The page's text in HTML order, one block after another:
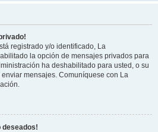
registrado y/o identificado, La
la opción de mensajes privados para
ha deshabilitado para usted, o su
mensajes. Comuníquese con La
deseados!